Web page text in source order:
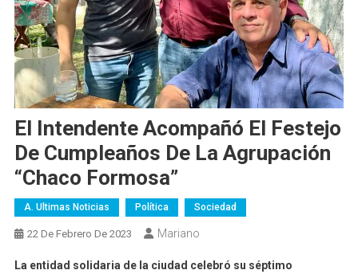
El Intendente Acompañó El Festejo
De Cumpleaños De La Agrupación
“Chaco Formosa”
A. Ultimas Noticias Política Sociedad
22 De Febrero De 2023 Mariano
La entidad solidaria de la ciudad celebró su séptimo